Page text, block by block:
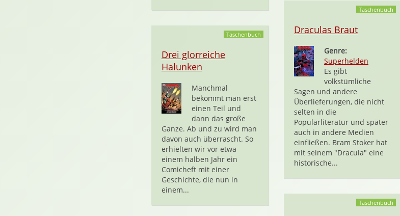
Taschenbuch
Drei glorreiche
Halunken
Manchmal
bekommt man erst
einen Teil und
dann das große
Ganze. Ab und zu wird man
davon auch überrascht. So
erhielten wir vor etwa
einem halben Jahr ein
Comicheft mit einer
Geschichte, die nun in
einem...
Taschenbuch
Draculas Braut
Genre:
Superhelden
Es gibt
volkstümliche
Sagen und andere
Überlieferungen, die nicht
selten in die
Populärliteratur und später
auch in andere Medien
einfließen. Bram Stoker hat
mit seinem "Dracula" eine
historische...
Taschenbuch